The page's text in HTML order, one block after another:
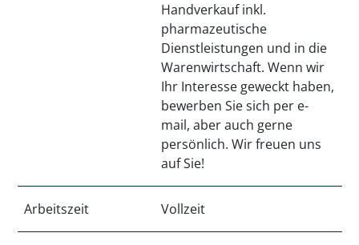
Handverkauf inkl.
pharmazeutische
Dienstleistungen und in die
Warenwirtschaft. Wenn wir
Ihr Interesse geweckt haben,
bewerben Sie sich per e-
mail, aber auch gerne
persönlich. Wir freuen uns
auf Sie!
Arbeitszeit Vollzeit